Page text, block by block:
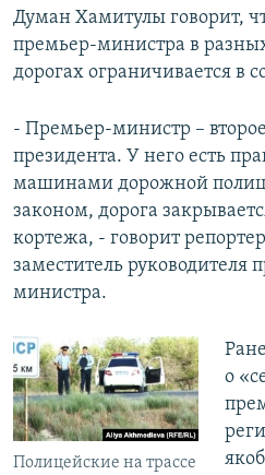
Думан Хамитулы говорит,
премьер-министра в
дорогах ограничивается в
- Премьер-министр –
президента. У него есть
машинами дорожной
законом, дорога
кортежа, - говорит
заместитель руководителя
министра.
Полицейские на трассе
о